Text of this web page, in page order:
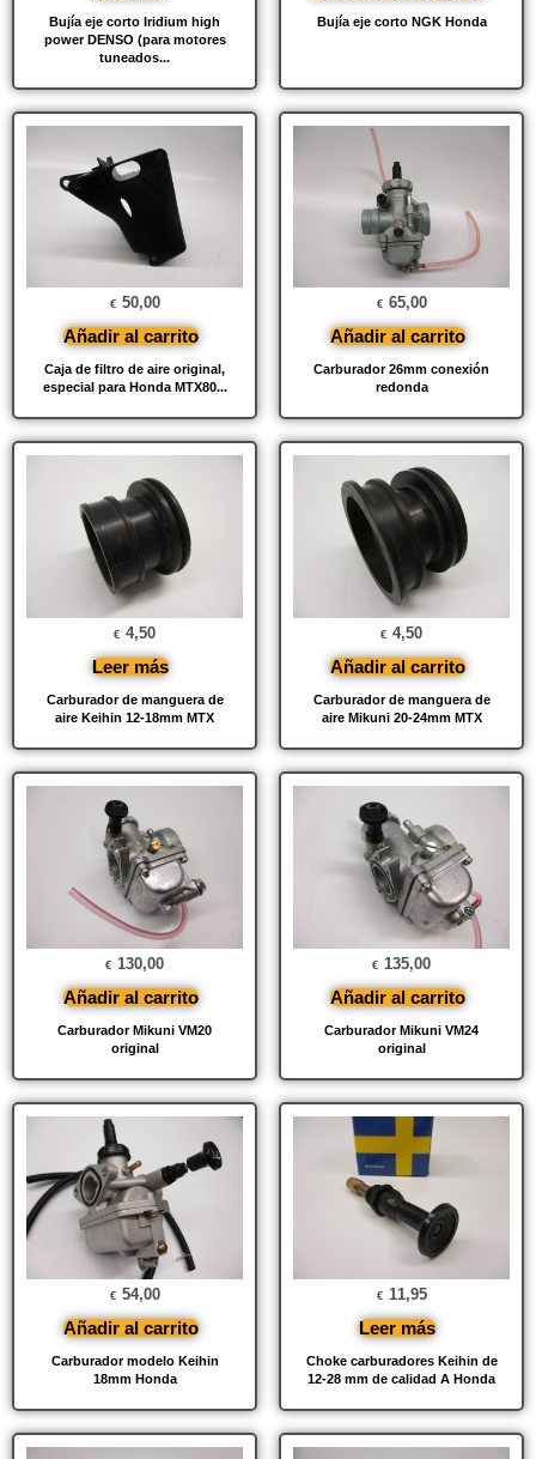
Bujía eje corto Iridium high
power DENSO (para motores
tuneados...
Bujía eje corto NGK Honda
Caja de filtro de aire original,
especial para Honda MTX80...
€ 50,00
Añadir al carrito
Carburador 26mm conexión
redonda
€ 65,00
Añadir al carrito
Carburador de manguera de
aire Keihin 12-18mm MTX
€ 4,50
Leer más
Carburador de manguera de
aire Mikuni 20-24mm MTX
€ 4,50
Añadir al carrito
Carburador Mikuni VM20
original
€ 130,00
Añadir al carrito
Carburador Mikuni VM24
original
€ 135,00
Añadir al carrito
Carburador modelo Keihin
18mm Honda
€ 54,00
Añadir al carrito
Choke carburadores Keihin de
12-28 mm de calidad A Honda
€ 11,95
Leer más